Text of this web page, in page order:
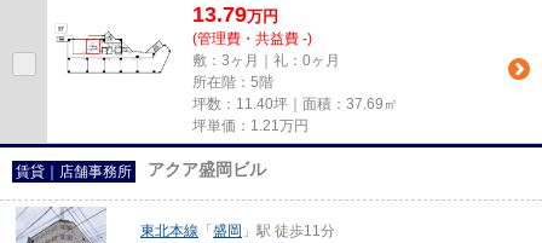
13.79万円
(管理費・共益費 -)
敷：3ヶ月｜礼：0ヶ月
所在階：5階
坪数：11.40坪｜面積：37.69㎡
坪単価： 1.21万円
賃貸｜店舗事務所 アクア盛岡ビル
東北本線 「 盛岡 」駅 徒歩11分